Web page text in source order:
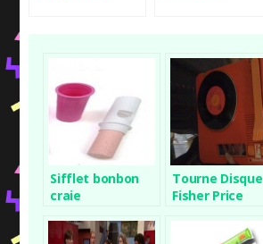
Sifflet bonbon
craie
Tourne Disque
Fisher Price